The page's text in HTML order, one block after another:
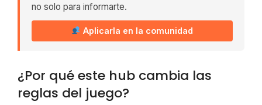
no solo para informarte.
Aplicarla en la comunidad
¿Por qué este hub cambia las
reglas del juego?